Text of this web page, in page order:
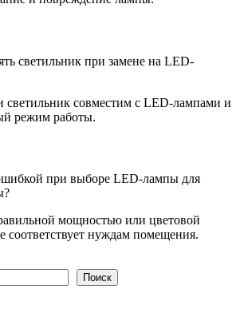
светильник при замене на LED-
светильник совместим с LED-лампами и
режим работы.
при выборе LED-лампы для
мощностью или цветовой
соответствует нуждам помещения.
Поиск